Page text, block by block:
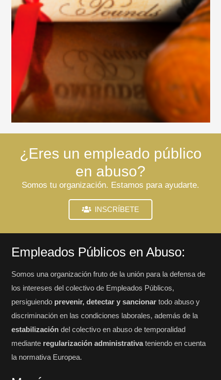
¿Eres un empleado público
en abuso?
Somos tu organización. Estamos para ayudarte.
INSCRÍBETE
Empleados Públicos en Abuso:
Somos una organización fruto de la unión para la defensa de
los intereses del colectivo de Empleados Públicos,
persiguiendo prevenir, detectar y sancionartodo abuso y
discriminación en las condiciones laborales, además de la
estabilizacióndel colectivo en abuso de temporalidad
mediante regularización administrativateniendo en cuenta
la normativa Europea.